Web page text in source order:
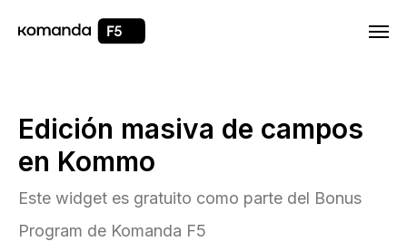
Html code will be here
Edición masiva de campos
en Kommo
Este widget es gratuito como parte del Bonus
Program de Komanda F5